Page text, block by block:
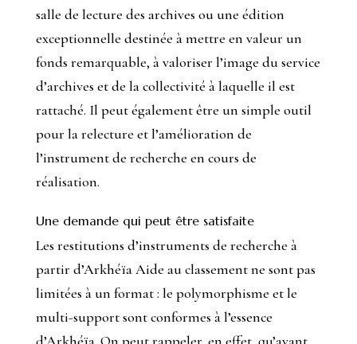
salle de lecture des archives ou une édition
exceptionnelle destinée à mettre en valeur un
fonds remarquable, à valoriser l’image du service
d’archives et de la collectivité à laquelle il est
rattaché. Il peut également être un simple outil
pour la relecture et l’amélioration de
l’instrument de recherche en cours de
réalisation.
Une demande qui peut être satisfaite
Les restitutions d’instruments de recherche à
partir d’Arkhéïa Aide au classement ne sont pas
limitées à un format : le polymorphisme et le
multi-support sont conformes à l’essence